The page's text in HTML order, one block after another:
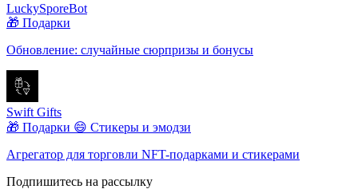
LuckySporeBot
🎁 Подарки
Обновление: случайные сюрпризы и бонусы
Swift Gifts
🎁 Подарки 😄 Стикеры и эмодзи
Агрегатор для торговли NFT-подарками и стикерами
Подпишитесь на рассылку